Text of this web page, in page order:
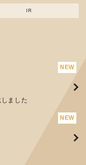
IR
ました
せ
ロテックジャパ
した
ました
の割当完了に関
ました